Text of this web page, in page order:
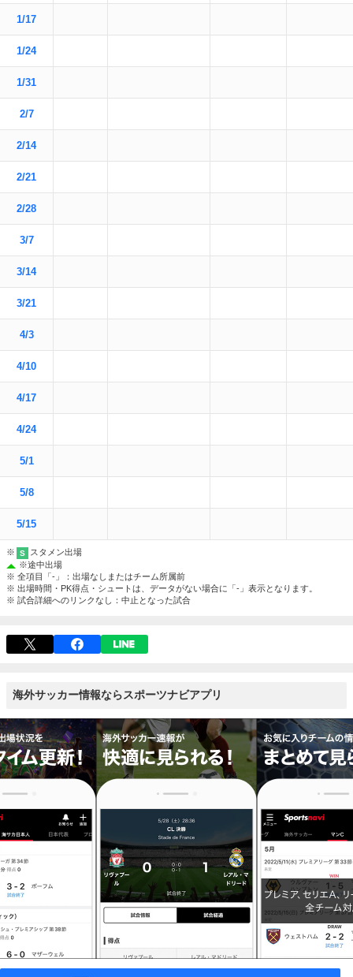
1/17
1/24
1/31
2/7
2/14
2/21
2/28
3/7
3/14
3/21
4/3
4/10
4/17
4/24
5/1
5/8
5/15
※ S
スタメン出場
※途中出場
※ 全項目「-」：出場なしまたはチーム所属前
※ 出場時間・PK得点・シュートは、データがない場合に「-」表示となります。
※ 試合詳細へのリンクなし：中止となった試合
海外サッカー情報ならスポーツナビアプリ